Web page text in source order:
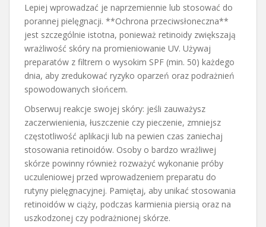
Lepiej wprowadzać je naprzemiennie lub stosować do
porannej pielęgnacji. **Ochrona przeciwsłoneczna**
jest szczególnie istotna, ponieważ retinoidy zwiększają
wrażliwość skóry na promieniowanie UV. Używaj
preparatów z filtrem o wysokim SPF (min. 50) każdego
dnia, aby zredukować ryzyko oparzeń oraz podrażnień
spowodowanych słońcem.
Obserwuj reakcje swojej skóry: jeśli zauważysz
zaczerwienienia, łuszczenie czy pieczenie, zmniejsz
częstotliwość aplikacji lub na pewien czas zaniechaj
stosowania retinoidów. Osoby o bardzo wrażliwej
skórze powinny również rozważyć wykonanie próby
uczuleniowej przed wprowadzeniem preparatu do
rutyny pielęgnacyjnej. Pamiętaj, aby unikać stosowania
retinoidów w ciąży, podczas karmienia piersią oraz na
uszkodzonej czy podrażnionej skórze.